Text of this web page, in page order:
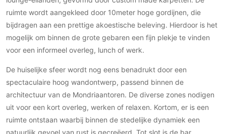
Spuitwerk
Technologie
Audio/Video
Domotica
Mirror TV
Fitnessapparatuur
Wifi
ruimte wordt aangekleed door 10meter hoge gordijnen, die
bijdragen aan een prettige akoestische beleving. Hierdoor is het
mogelijk om binnen de grote gebaren een fijn plekje te vinden
voor een informeel overleg, lunch of werk.
De huiselijke sfeer wordt nog eens benadrukt door een
spectaculaire hoog wandontwerp, passend binnen de
architectuur van de Mondriaantoren. De diverse zones nodigen
uit voor een kort overleg, werken of relaxen. Kortom, er is een
ruimte ontstaan waarbij binnen de stedelijke dynamiek een
natuurlijk gevoel van rust is gecreëerd. Tot slot is de bar